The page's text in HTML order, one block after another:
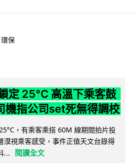
環保
定 25°C 高溫下乘客鼓
機指公司set死無得調校
，有乘客乘搭 60M 線期間拍片投
漠視乘客感受，事件正值天文台錄得
...
閱讀全文